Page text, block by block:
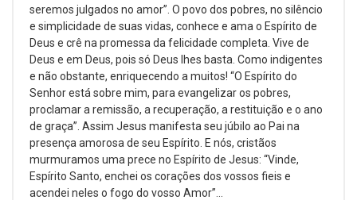
seremos julgados no amor”. O povo dos pobres, no silêncio
e simplicidade de suas vidas, conhece e ama o Espírito de
Deus e crê na promessa da felicidade completa. Vive de
Deus e em Deus, pois só Deus lhes basta. Como indigentes
e não obstante, enriquecendo a muitos! “O Espírito do
Senhor está sobre mim, para evangelizar os pobres,
proclamar a remissão, a recuperação, a restituição e o ano
de graça”. Assim Jesus manifesta seu júbilo ao Pai na
presença amorosa de seu Espírito. E nós, cristãos
murmuramos uma prece no Espírito de Jesus: “Vinde,
Espírito Santo, enchei os corações dos vossos fieis e
acendei neles o fogo do vosso Amor”...